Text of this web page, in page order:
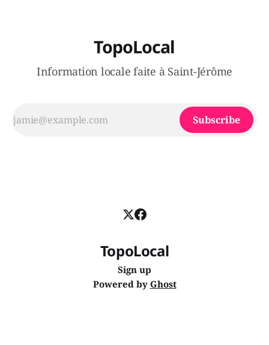
TopoLocal
Information locale faite à Saint-Jérôme
Subscribe
TopoLocal
Sign up
Powered by Ghost